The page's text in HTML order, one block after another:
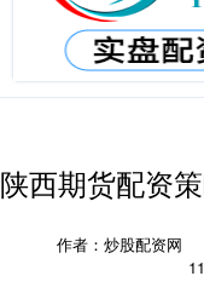
陕西期货配资
作者：炒股配资网